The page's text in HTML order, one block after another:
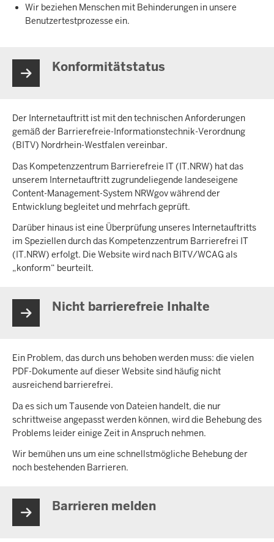
Wir beziehen Menschen mit Behinderungen in unsere
Benutzertestprozesse ein.
Konformitätstatus
Der Internetauftritt ist mit den technischen Anforderungen
gemäß der Barrierefreie-Informationstechnik-Verordnung
(BITV) Nordrhein-Westfalen vereinbar.
Das Kompetenzzentrum Barrierefreie IT (IT.NRW) hat das
unserem Internetauftritt zugrundeliegende landeseigene
Content-Management-System NRWgov während der
Entwicklung begleitet und mehrfach geprüft.
Darüber hinaus ist eine Überprüfung unseres Internetauftritts
im Speziellen durch das Kompetenzzentrum Barrierefrei IT
(IT.NRW) erfolgt. Die Website wird nach BITV/WCAG als
„konform“ beurteilt.
Nicht barrierefreie Inhalte
Ein Problem, das durch uns behoben werden muss: die vielen
PDF-Dokumente auf dieser Website sind häufig nicht
ausreichend barrierefrei.
Da es sich um Tausende von Dateien handelt, die nur
schrittweise angepasst werden können, wird die Behebung des
Problems leider einige Zeit in Anspruch nehmen.
Wir bemühen uns um eine schnellstmögliche Behebung der
noch bestehenden Barrieren.
Barrieren melden